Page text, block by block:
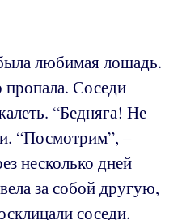
любимая лошадь.
Соседи
“Бедняга! Не
“Посмотрим”, –
несколько дней
за собой другую,
соседи.